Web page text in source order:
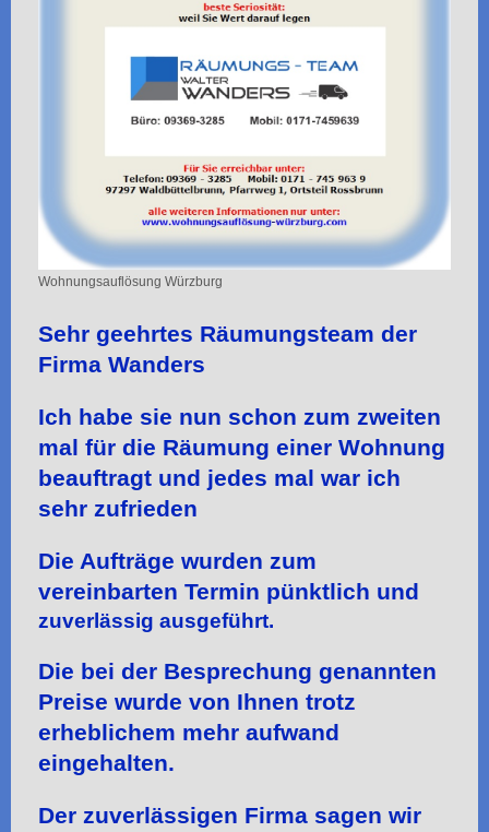
Wohnungsauflösung Würzburg
Sehr geehrtes Räumungsteam der
Firma Wanders
Ich habe sie nun schon zum zweiten
mal für die Räumung einer Wohnung
beauftragt und jedes mal war ich
sehr zufrieden
Die Aufträge wurden zum
vereinbarten Termin pünktlich und
zuverlässig ausgeführt.
Die bei der Besprechung genannten
Preise wurde von Ihnen trotz
erheblichem mehr aufwand
eingehalten.
Der zuverlässigen Firma sagen wir